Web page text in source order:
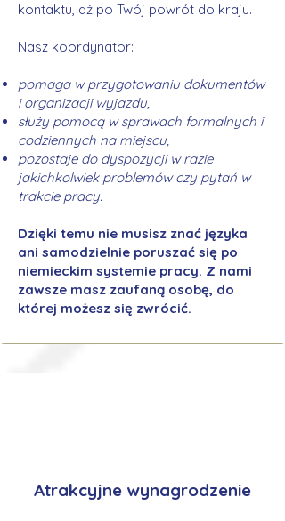
kontaktu, aż po Twój powrót do kraju.
Nasz koordynator:
pomaga w przygotowaniu dokumentów
i organizacji wyjazdu,
służy pomocą w sprawach formalnych i
codziennych na miejscu,
pozostaje do dyspozycji w razie
jakichkolwiek problemów czy pytań w
trakcie pracy.
Dzięki temu nie musisz znać języka
ani samodzielnie poruszać się po
niemieckim systemie pracy. Z nami
zawsze masz zaufaną osobę, do
której możesz się zwrócić.
Atrakcyjne wynagrodzenie